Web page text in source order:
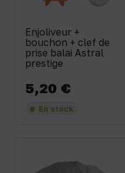
Enjoliveur +
bouchon + clef de
prise balai Astral
prestige
Prix
5,20 €
En stock